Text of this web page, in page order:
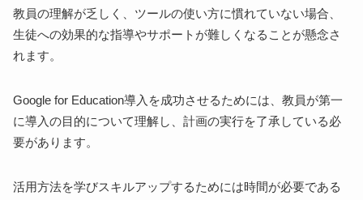
教員の理解が乏しく、ツールの使い方に慣れていない場合、
生徒への効果的な指導やサポートが難しくなることが懸念さ
れます。
Google for Education導入を成功させるためには、教員が第一
に導入の目的について理解し、計画の実行を了承している必
要があります。
活用方法を学びスキルアップするためには時間が必要である